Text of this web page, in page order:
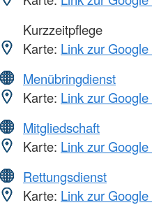
Kurzzeitpflege
Karte: Link zur
Menübringdienst
Karte: Link zur
Mitgliedschaft
Karte: Link zur
Rettungsdienst
Karte: Link zur